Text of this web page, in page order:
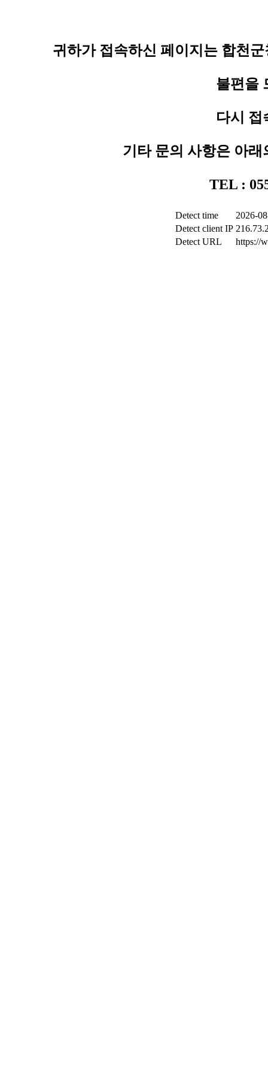
귀하가 접속하신 페이지는 합천
불편을
다시 접
기타 문의 사항은 아
TEL :
Detect time
2026-
Detect client IP
Detect URL
https://